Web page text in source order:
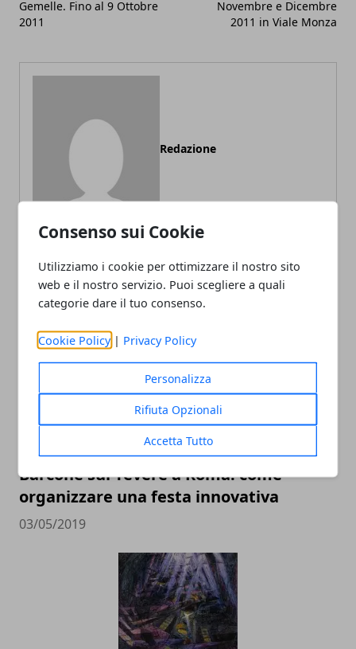
Consenso sui Cookie
Utilizziamo i cookie per ottimizzare il nostro sito
web e il nostro servizio. Puoi scegliere a quali
categorie dare il tuo consenso.
Cookie Policy | Privacy Policy
Personalizza
Rifiuta Opzionali
Accetta Tutto
Gemelle. Fino al 9 Ottobre
2011
Novembre e Dicembre
2011 in Viale Monza
Redazione
ARTICOLI CORRELATI
Barcone sul Tevere a Roma: come
organizzare una festa innovativa
03/05/2019